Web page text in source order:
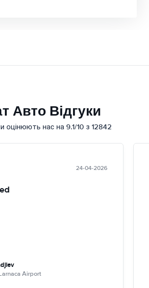
Авто Відгуки
оцінюють нас на 9.1/10 з 12842
24-04-2026
Airport